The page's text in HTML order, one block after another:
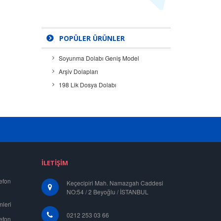
POPÜLER ÜRÜNLER
Soyunma Dolabı Geniş Model
Arşiv Dolapları
198 Lik Dosya Dolabı
İLETIŞIM
Keçecipiri Mah. Namazgah Caddesi
NO:54 / 2 Beyoğlu / İSTANBUL
0212 253 03 66